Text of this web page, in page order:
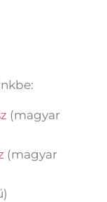
(magyar
(magyar